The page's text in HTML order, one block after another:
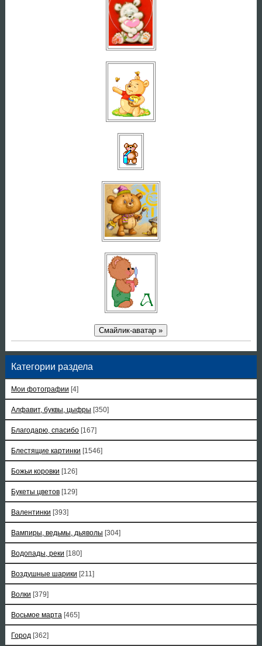
Смайлик-аватар »
Категории раздела
Мои фотографии [4]
Алфавит, буквы, цыфры [350]
Благодарю, спасибо [167]
Блестящие картинки [1546]
Божьи коровки [126]
Букеты цветов [129]
Валентинки [393]
Вампиры, ведьмы, дьяволы [304]
Водопады, реки [180]
Воздушные шарики [211]
Волки [379]
Восьмое марта [465]
Город [362]